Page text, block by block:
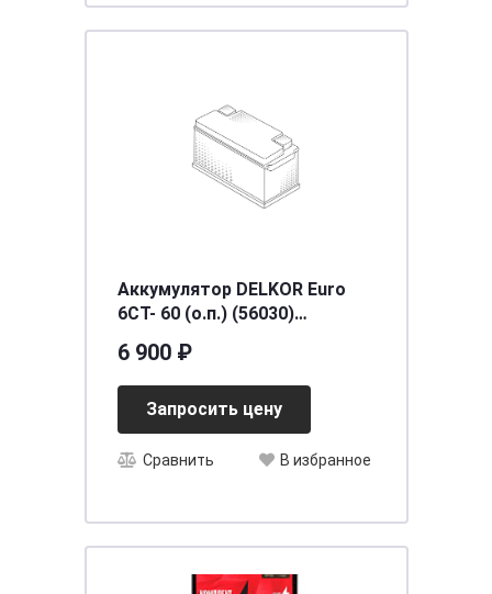
Аккумулятор DELKOR Euro
6СТ- 60 (о.п.) (56030)
6 900 ₽
Запросить цену
Сравнить В избранное